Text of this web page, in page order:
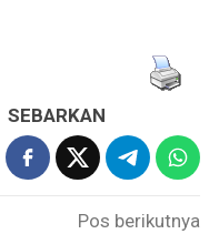
SEBARKAN
Pos berikutnya